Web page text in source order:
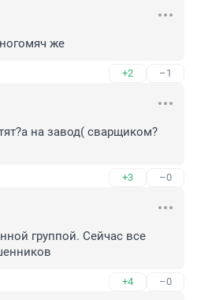
же
+2 –1
на завод( сварщиком?
+3 –0
группой. Сейчас все
+4 –0